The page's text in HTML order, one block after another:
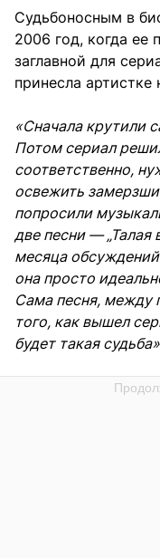
Судьбоносным в
2006 год, когда ее
заглавной для
принесла
«Сначала крутили
Потом сериал
соответственно,
освежить
попросили
две песни — „Талая
месяца
она просто
Сама песня, между
того, как вышел
будет такая судьба»